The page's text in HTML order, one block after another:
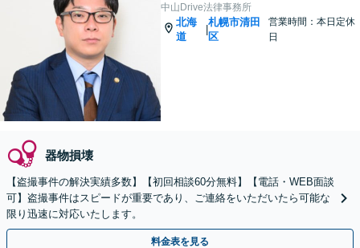
中山Drive法律事務所
北海
道
|
札幌市清田
区
営業時間：本日定休
日
器物損壊
【盗撮事件の解決実績多数】【初回相談60分無料】【電話・WEB面談
可】盗撮事件はスピードが重要であり、ご連絡をいただいたら可能な
限り迅速に対応いたします。
料金表を見る